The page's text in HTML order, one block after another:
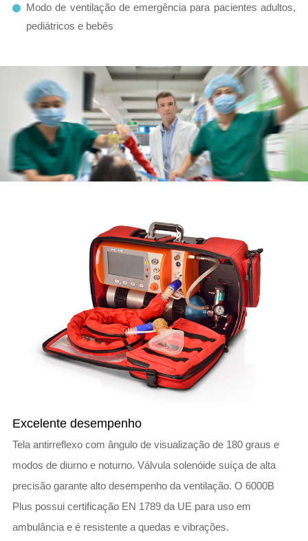
Modo de ventilação de emergência para pacientes adultos,
pediátricos e bebês
Excelente desempenho
Tela antirreflexo com ângulo de visualização de 180 graus e
modos de diurno e noturno. Válvula solenóide suíça de alta
precisão garante alto desempenho da ventilação. O 6000B
Plus possui certificação EN 1789 da UE para uso em
ambulância e é resistente a quedas e vibrações.